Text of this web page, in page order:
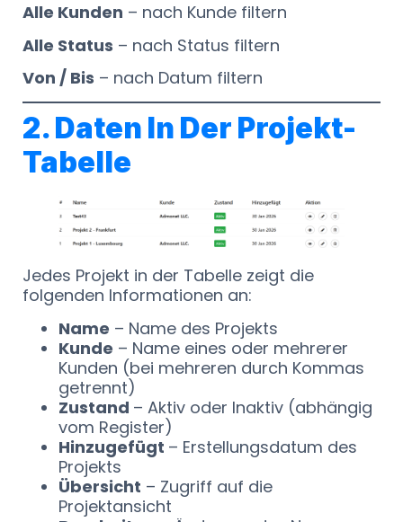
Alle Kunden – nach Kunde filtern
Alle Status – nach Status filtern
Von / Bis – nach Datum filtern
2. Daten In Der Projekt-
Tabelle
Jedes Projekt in der Tabelle zeigt die
folgenden Informationen an:
Name – Name des Projekts
Kunde – Name eines oder mehrerer
Kunden (bei mehreren durch Kommas
getrennt)
Zustand – Aktiv oder Inaktiv (abhängig
vom Register)
Hinzugefügt – Erstellungsdatum des
Projekts
Übersicht – Zugriff auf die
Projektansicht